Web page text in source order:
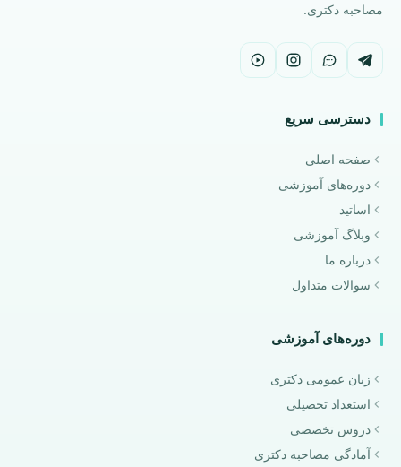
مصاحبه دکتری.
دسترسی سریع
صفحه اصلی
دوره‌های آموزشی
اساتید
وبلاگ آموزشی
درباره ما
سوالات متداول
دوره‌های آموزشی
زبان عمومی دکتری
استعداد تحصیلی
دروس تخصصی
آمادگی مصاحبه دکتری